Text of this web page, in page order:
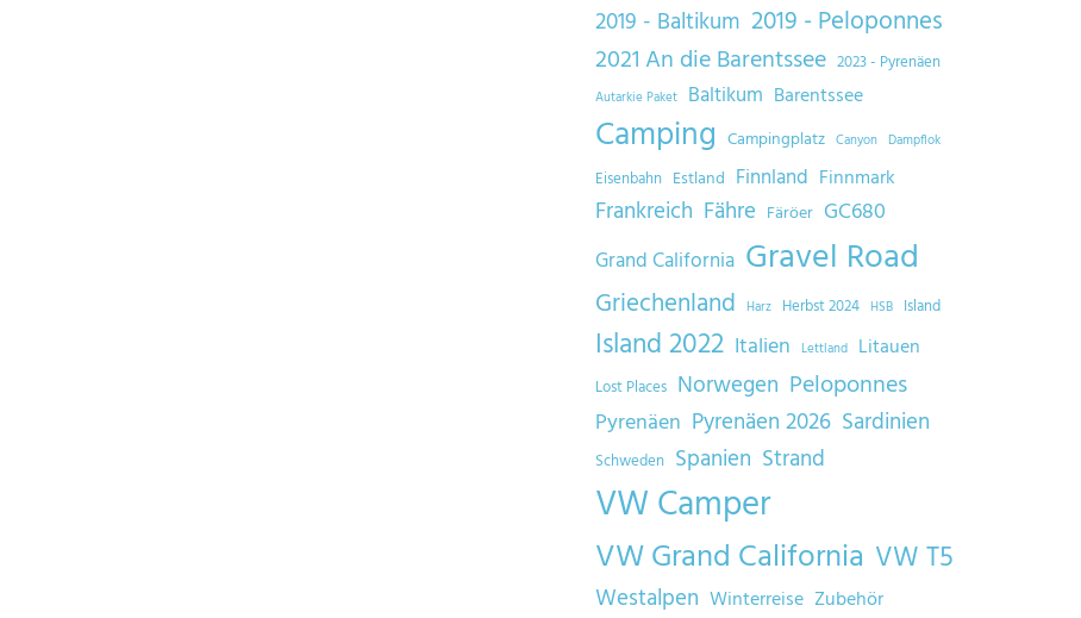
2019 - Baltikum 2019 - Peloponnes
2021 An die Barentssee 2023 - Pyrenäen
Autarkie Paket Baltikum Barentssee
Camping Campingplatz Canyon Dampflok
Eisenbahn Estland Finnland Finnmark
Frankreich Fähre Färöer GC680
Grand California Gravel Road
Griechenland Harz Herbst 2024 HSB Island
Island 2022 Italien Lettland Litauen
Lost Places Norwegen Peloponnes
Pyrenäen Pyrenäen 2026 Sardinien
Schweden Spanien Strand
VW Camper
VW Grand California VW T5
Westalpen Winterreise Zubehör